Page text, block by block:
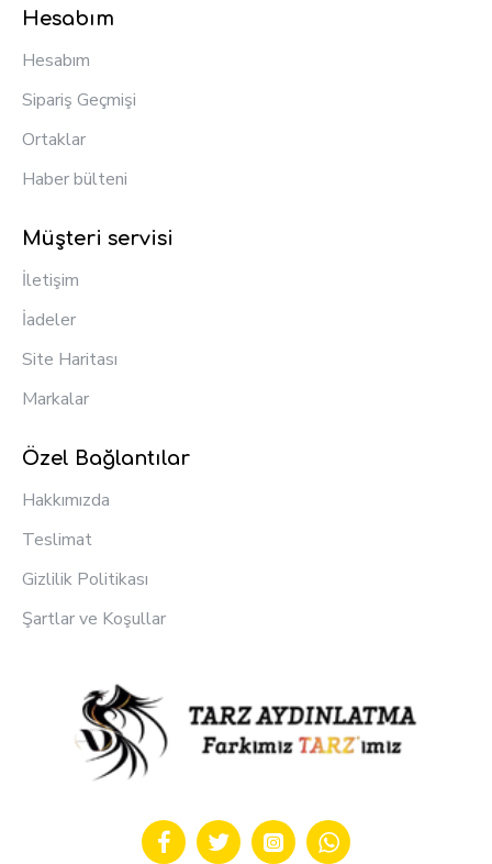
Hesabım
Hesabım
Sipariş Geçmişi
Ortaklar
Haber bülteni
Müşteri servisi
İletişim
İadeler
Site Haritası
Markalar
Özel Bağlantılar
Hakkımızda
Teslimat
Gizlilik Politikası
Şartlar ve Koşullar